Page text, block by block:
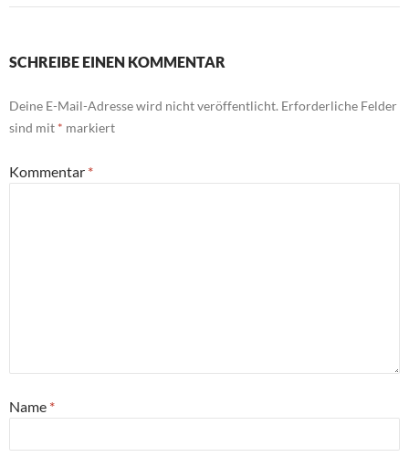
SCHREIBE EINEN KOMMENTAR
Deine E-Mail-Adresse wird nicht veröffentlicht. Erforderliche Felder
sind mit * markiert
Kommentar *
Name *